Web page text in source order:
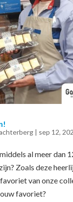
| sep 12,
al meer dan
Zoals deze
van onze
favoriet?